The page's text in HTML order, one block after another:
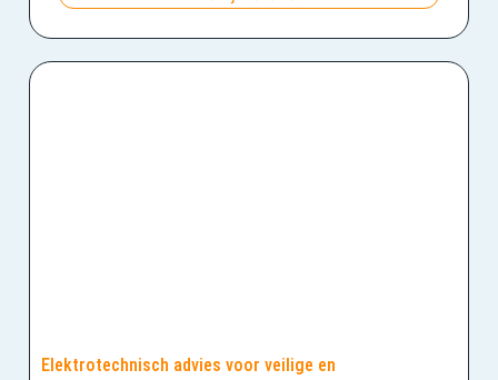
Elektrotechnisch advies voor veilige en